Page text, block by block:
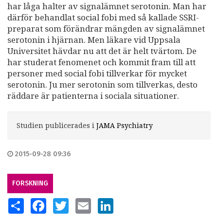
har låga halter av signalämnet serotonin. Man har
därför behandlat social fobi med så kallade SSRI-
preparat som förändrar mängden av signalämnet
serotonin i hjärnan. Men läkare vid Uppsala
Universitet hävdar nu att det är helt tvärtom. De
har studerat fenomenet och kommit fram till att
personer med social fobi tillverkar för mycket
serotonin. Ju mer serotonin som tillverkas, desto
räddare är patienterna i sociala situationer.
Studien publicerades i JAMA Psychiatry
2015-09-28 09:36
FORSKNING
SHARE FACEBOOKTWITTER EMAIL